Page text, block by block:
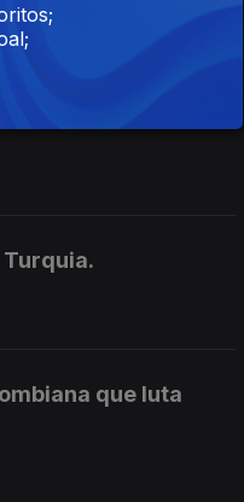
Turquia.
que luta